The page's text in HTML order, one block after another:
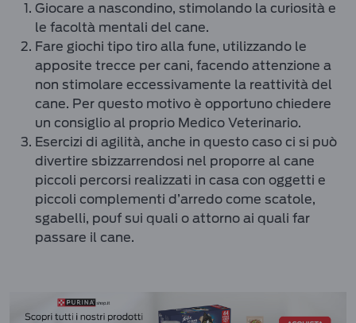
Giocare a nascondino, stimolando la curiosità e
le facoltà mentali del cane.
Fare giochi tipo tiro alla fune, utilizzando le
apposite trecce per cani, facendo attenzione a
non stimolare eccessivamente la reattività del
cane. Per questo motivo è opportuno chiedere
un consiglio al proprio Medico Veterinario.
Esercizi di agilità, anche in questo caso ci si può
divertire sbizzarrendosi nel proporre al cane
piccoli percorsi realizzati in casa con oggetti e
piccoli complementi d’arredo come scatole,
sgabelli, pouf sui quali o attorno ai quali far
passare il cane.